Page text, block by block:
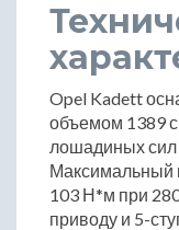
Opel Kadett
объемом 1389
лошадиных сил
Максимальный
103 Н*м при
приводу и 5-